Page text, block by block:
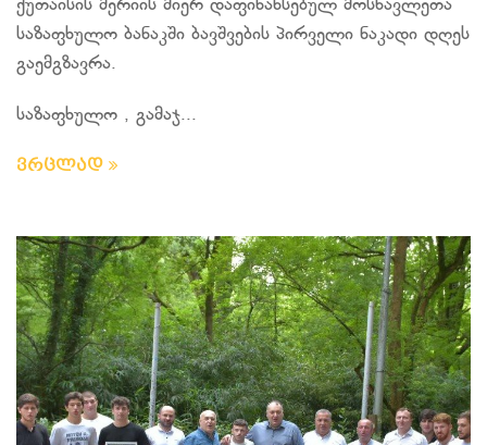
ქუთაისის მერიის მიერ დაფინანსებულ მოსწავლეთა
საზაფხულო ბანაკში ბავშვების პირველი ნაკადი დღეს
გაემგზავრა.
საზაფხულო , გამაჯ...
ვრცლად